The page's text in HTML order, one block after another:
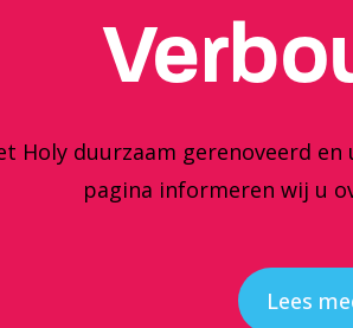
Holy duurzaam gerenoveerd
pagina informeren wij u
Lees